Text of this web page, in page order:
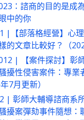
：諮商的目的是成
中的你
|【部落格經營】心
的文章比較好？（
| 【案件探討】彰
擾性侵害案件：專業
7月更新）
| 彰師大輔導諮商系
擾案彈劾事件隨想：